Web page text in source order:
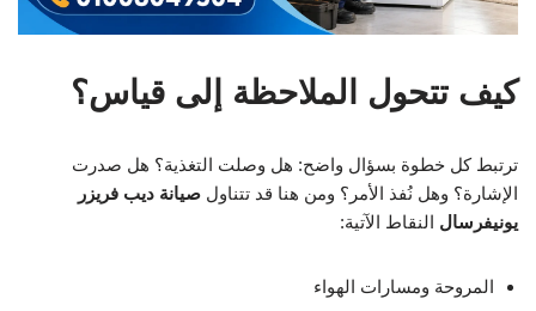
كيف تتحول الملاحظة إلى قياس؟
ترتبط كل خطوة بسؤال واضح: هل وصلت التغذية؟ هل صدرت
الإشارة؟ وهل نُفذ الأمر؟ ومن هنا قد تتناول صيانة ديب فريزر
يونيفرسال النقاط الآتية:
المروحة ومسارات الهواء